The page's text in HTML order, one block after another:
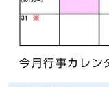
今月行事カレン